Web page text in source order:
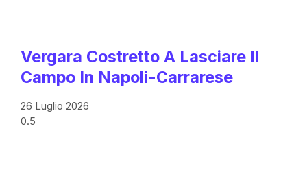
Vergara Costretto A Lasciare Il
Campo In Napoli-Carrarese
26 Luglio 2026